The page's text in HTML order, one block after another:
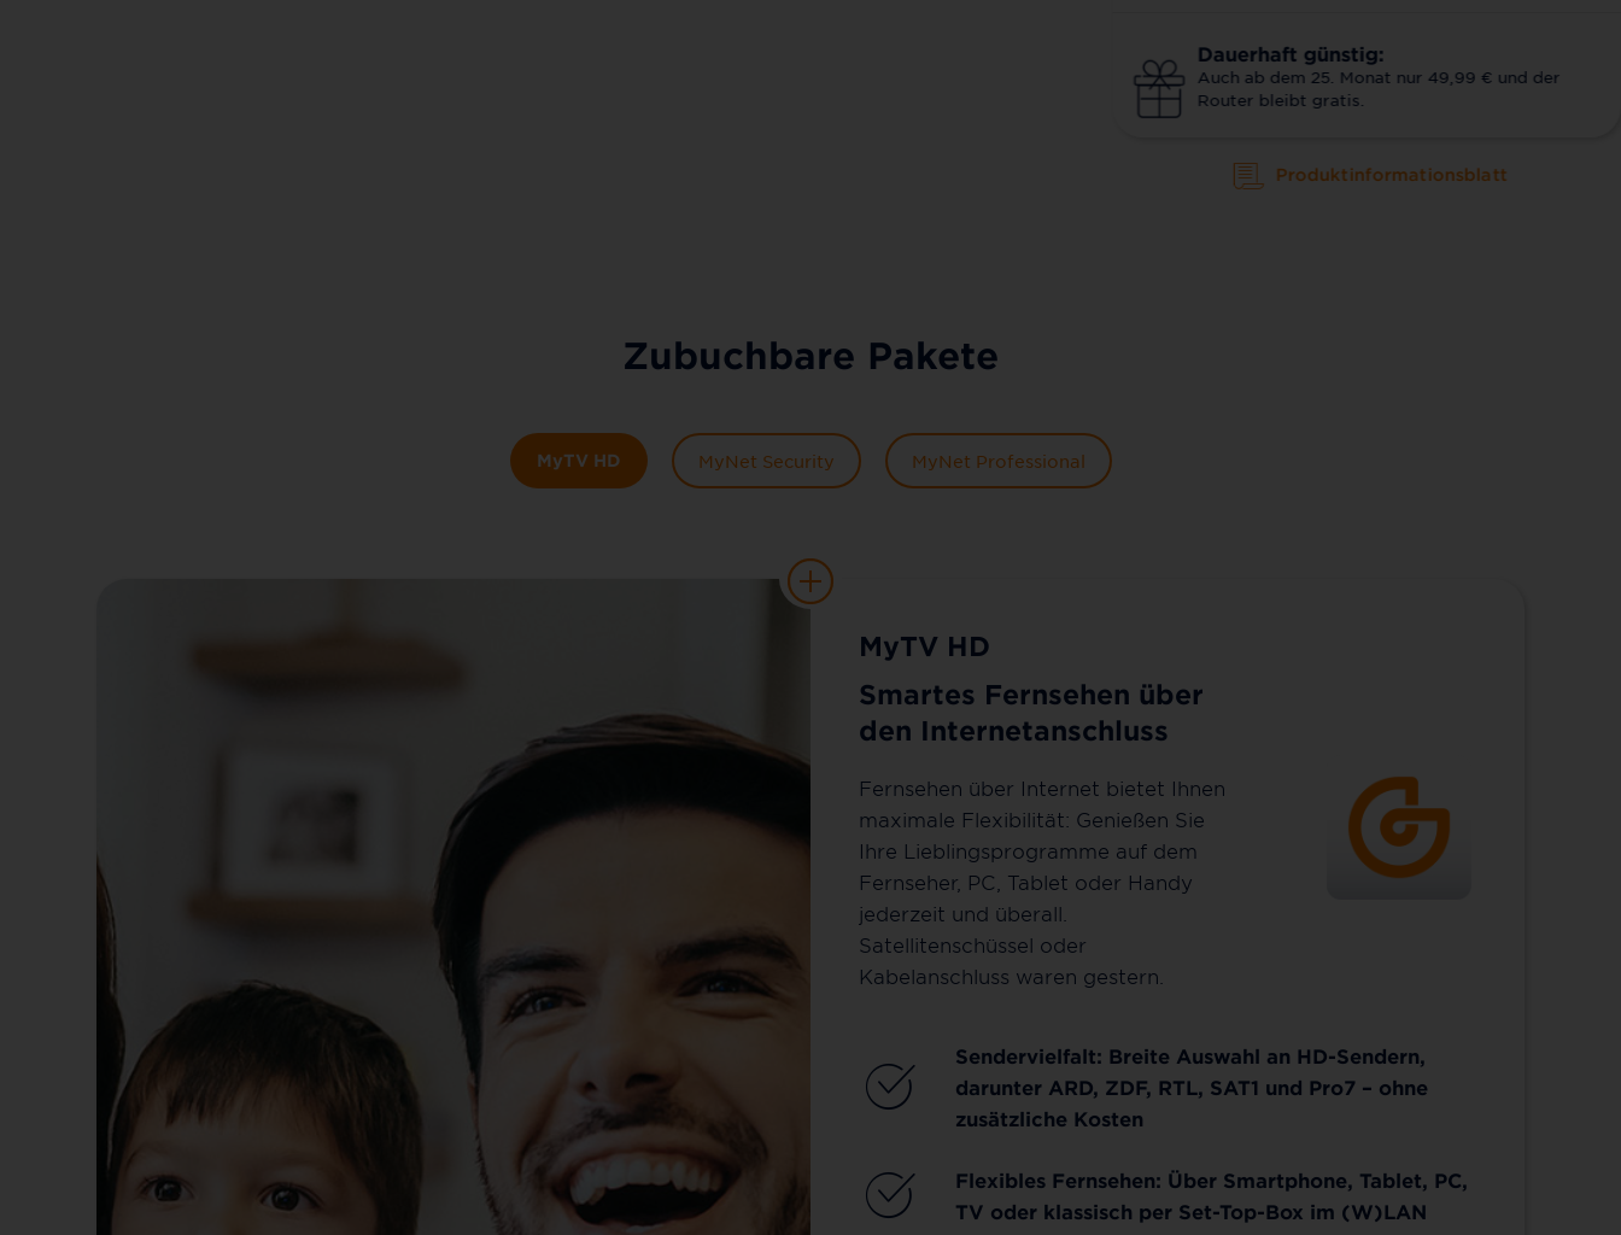
Dauerhaft günstig:
Auch ab dem 25. Monat nur 49,99 € und der
Router bleibt gratis.
Produktinformationsblatt
Zubuchbare Pakete
MyTV HD MyNet Security MyNet Professional
MyTV HD
Smartes Fernsehen über
den Internetanschluss
Fernsehen über Internet bietet Ihnen
maximale Flexibilität: Genießen Sie
Ihre Lieblingsprogramme auf dem
Fernseher, PC, Tablet oder Handy
jederzeit und überall.
Satellitenschüssel oder
Kabelanschluss waren gestern.
Sendervielfalt: Breite Auswahl an HD-Sendern,
darunter ARD, ZDF, RTL, SAT1 und Pro7 – ohne
zusätzliche Kosten
Flexibles Fernsehen: Über Smartphone, Tablet, PC,
TV oder klassisch per Set-Top-Box im (W)LAN